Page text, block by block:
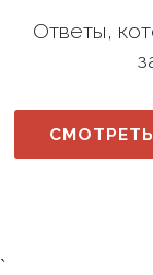
Ответы,
`